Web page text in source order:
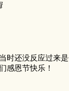
时还没反应过来
感恩节快乐！